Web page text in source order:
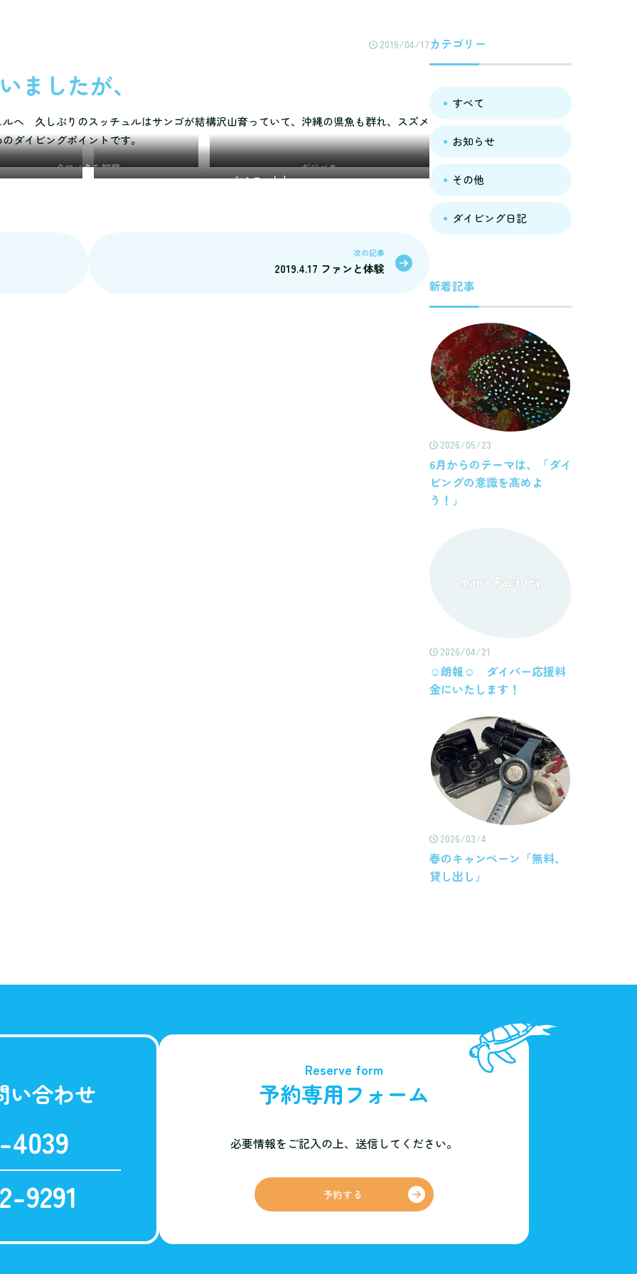
2019/04/17
ましたが、
へ 久しぶりのスッチュルはサンゴが結構沢山育っていて、沖縄の県魚も群れ、スズメ
ダイビングポイントです。
クマノミを観察
ギジベラ
シルエット！
次の記事
2019.4.17 ファンと体験
カテゴリー
すべて
お知らせ
その他
ダイビング日記
新着記事
2026/05/23
6月からのテーマは、「ダイ
ビングの意識を高めよ
う！」
2026/04/21
☺朗報☺ ダイバー応援料
金にいたします！
2026/03/4
春のキャンペーン「無料、
貸し出し」
い合わせ
9291
Reserve form
予約専用フォーム
必要情報をご記入の上、 送信してください。
予約する